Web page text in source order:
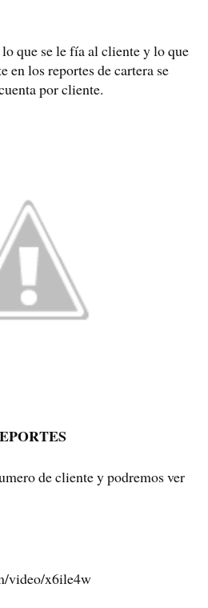
que se le fía al cliente y lo que
en los reportes de cartera se
por cliente.
de cliente y podremos ver
video/x6ile4w